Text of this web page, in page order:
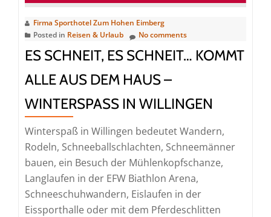
Zum
Eimberg
bietet
für
Valentinstag
und
die
kommenden
Feiertage
Firma Sporthotel Zum Hohen Eimberg
Posted in Reisen & Urlaub No comments
ES SCHNEIT, ES SCHNEIT… KOMMT
ALLE AUS DEM HAUS –
WINTERSPASS IN WILLINGEN
Winterspaß in Willingen bedeutet Wandern,
Rodeln, Schneeballschlachten, Schneemänner
bauen, ein Besuch der Mühlenkopfschanze,
Langlaufen in der EFW Biathlon Arena,
Schneeschuhwandern, Eislaufen in der
Eissporthalle oder mit dem Pferdeschlitten